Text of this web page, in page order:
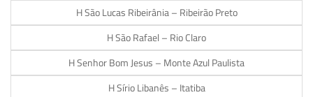
H São Lucas Ribeirânia – Ribeirão Preto
H São Rafael – Rio Claro
H Senhor Bom Jesus – Monte Azul Paulista
H Sírio Libanês – Itatiba